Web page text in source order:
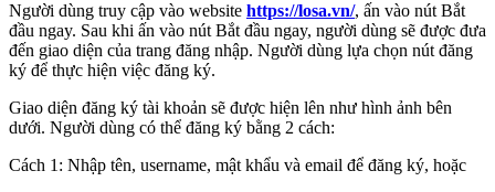
Người dùng truy cập vào website https://losa.vn/, ấn vào nút Bắt
đầu ngay. Sau khi ấn vào nút Bắt đầu ngay, người dùng sẽ được đưa
đến giao diện của trang đăng nhập. Người dùng lựa chọn nút đăng
ký để thực hiện việc đăng ký.
Giao diện đăng ký tài khoản sẽ được hiện lên như hình ảnh bên
dưới. Người dùng có thể đăng ký bằng 2 cách:
Cách 1: Nhập tên, username, mật khẩu và email để đăng ký, hoặc